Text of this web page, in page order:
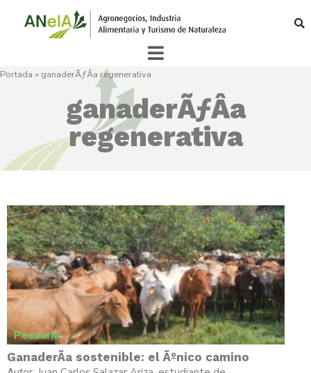
Portada » ganaderÃƒÂ­a regenerativa
ganaderÃƒÂ­a
regenerativa
Pecuaria
GanaderÃ­a sostenible: el Ãºnico camino